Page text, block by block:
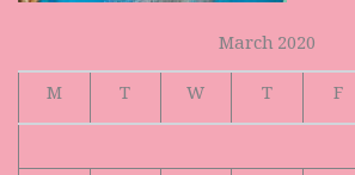
March 2020
M
T W T F